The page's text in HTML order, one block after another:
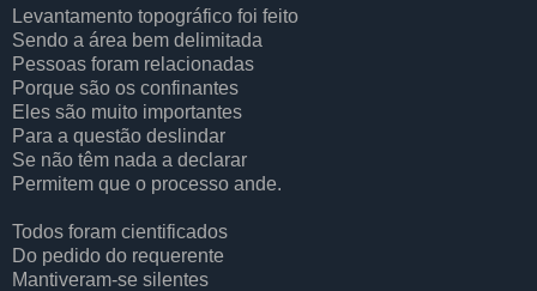
Levantamento topográfico foi feito
Sendo a área bem delimitada
Pessoas foram relacionadas
Porque são os confinantes
Eles são muito importantes
Para a questão deslindar
Se não têm nada a declarar
Permitem que o processo ande.
Todos foram cientificados
Do pedido do requerente
Mantiveram-se silentes